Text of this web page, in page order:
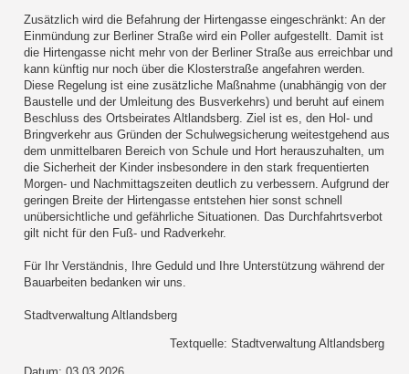
Zusätzlich wird die Befahrung der Hirtengasse eingeschränkt: An der
Einmündung zur Berliner Straße wird ein Poller aufgestellt. Damit ist
die Hirtengasse nicht mehr von der Berliner Straße aus erreichbar und
kann künftig nur noch über die Klosterstraße angefahren werden.
Diese Regelung ist eine zusätzliche Maßnahme (unabhängig von der
Baustelle und der Umleitung des Busverkehrs) und beruht auf einem
Beschluss des Ortsbeirates Altlandsberg. Ziel ist es, den Hol- und
Bringverkehr aus Gründen der Schulwegsicherung weitestgehend aus
dem unmittelbaren Bereich von Schule und Hort herauszuhalten, um
die Sicherheit der Kinder insbesondere in den stark frequentierten
Morgen- und Nachmittagszeiten deutlich zu verbessern. Aufgrund der
geringen Breite der Hirtengasse entstehen hier sonst schnell
unübersichtliche und gefährliche Situationen. Das Durchfahrtsverbot
gilt nicht für den Fuß- und Radverkehr.
Für Ihr Verständnis, Ihre Geduld und Ihre Unterstützung während der
Bauarbeiten bedanken wir uns.
Stadtverwaltung Altlandsberg
Textquelle: Stadtverwaltung Altlandsberg